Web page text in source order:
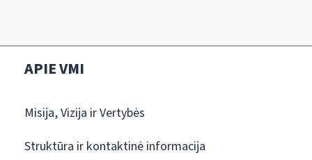
APIE VMI
Misija, Vizija ir Vertybės
Struktūra ir kontaktinė informacija